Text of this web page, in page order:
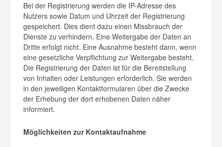
Bei der Registrierung werden die IP-Adresse des
Nutzers sowie Datum und Uhrzeit der Registrierung
gespeichert. Dies dient dazu einen Missbrauch der
Dienste zu verhindern. Eine Weitergabe der Daten an
Dritte erfolgt nicht. Eine Ausnahme besteht dann, wenn
eine gesetzliche Verpflichtung zur Weitergabe besteht.
Die Registrierung der Daten ist für die Bereitstellung
von Inhalten oder Leistungen erforderlich. Sie werden
in den jeweiligen Kontaktformularen über die Zwecke
der Erhebung der dort erhobenen Daten näher
informiert.
Möglichkeiten zur Kontaktaufnahme